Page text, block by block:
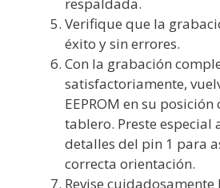
Verifique que la
éxito y sin errores.
Con la grabación
satisfactoriamente,
EEPROM en su
tablero. Preste especial
detalles del pin 1 para
correcta orientación.
Revise